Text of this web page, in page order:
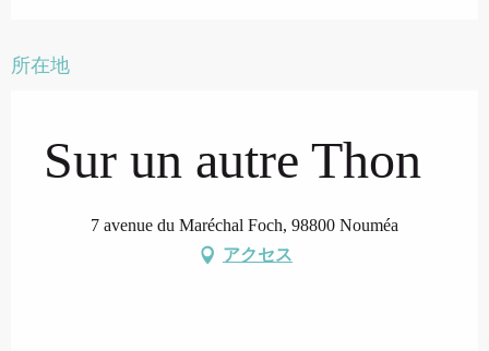
所在地
Sur un autre Thon
7 avenue du Maréchal Foch, 98800 Nouméa
アクセス